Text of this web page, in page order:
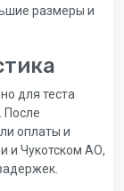
размеры и
для теста
После
оплаты и
и Чукотском АО,